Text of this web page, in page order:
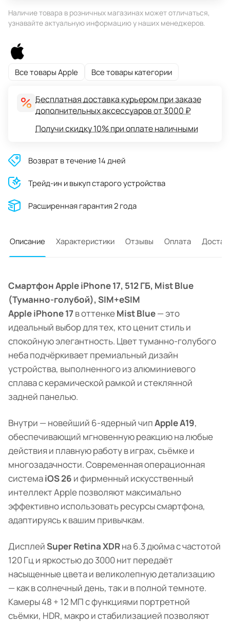
Наличие товара в розничных магазинах может отличаться,
узнавайте актуальную информацию у наших менеджеров.
Все товары Apple Все товары категории
Бесплатная доставка курьером при заказе
дополнительных аксессуаров от 3000 ₽
Получи скидку 10% при оплате наличными
Возврат в течение 14 дней
Трейд-ин и выкуп старого устройства
Расширенная гарантия 2 года
Описание Характеристики Отзывы Оплата
Смартфон Apple iPhone 17, 512 ГБ, Mist Blue
(Туманно-голубой), SIM+eSIM
Apple iPhone 17в оттенкеMist Blue— это
идеальный выбор для тех, кто ценит стиль и
спокойную элегантность. Цвет туманно-голубого
неба подчёркивает премиальный дизайн
устройства, выполненного из алюминиевого
сплава с керамической рамкой и стеклянной
задней панелью.
Внутри — новейший 6-ядерный чипApple A19,
обеспечивающий мгновенную реакцию на любые
действия и плавную работу в играх, съёмке и
многозадачности. Современная операционная
системаiOS 26 и фирменный искусственный
интеллект Apple позволяют максимально
эффективно использовать ресурсы смартфона,
адаптируясь к вашим привычкам.
ДисплейSuper Retina XDRна 6.3 дюйма с частотой
120 Гц и яркостью до 3000 нит передаёт
насыщенные цвета и великолепную детализацию
— как в солнечный день, так и в полной темноте.
Камеры 48 + 12 МП с функциями портретной
съёмки, HDR, макро и стабилизацией позволяют